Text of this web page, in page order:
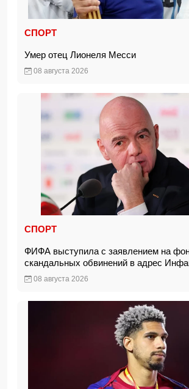
СПОРТ
Умер отец Лионеля Месси
08 августа 2026
СПОРТ
ФИФА выступила с заявлением на
скандальных обвинений в адрес
08 августа 2026